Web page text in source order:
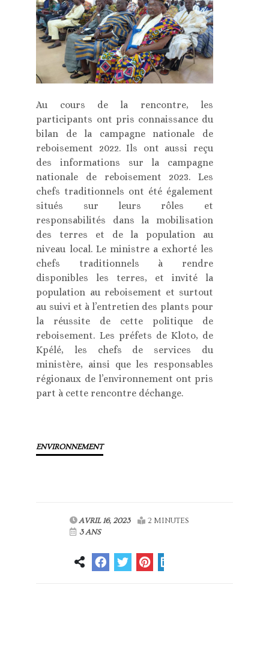
Au cours de la rencontre, les
participants ont pris connaissance du
bilan de la campagne nationale de
reboisement 2022. Ils ont aussi reçu
des informations sur la campagne
nationale de reboisement 2023. Les
chefs traditionnels ont été également
situés sur leurs rôles et
responsabilités dans la mobilisation
des terres et de la population au
niveau local. Le ministre a exhorté les
chefs traditionnels à rendre
disponibles les terres, et invité la
population au reboisement et surtout
au suivi et à l’entretien des plants pour
la réussite de cette politique de
reboisement. Les préfets de Kloto, de
Kpélé, les chefs de services du
ministère, ainsi que les responsables
régionaux de l’environnement ont pris
part à cette rencontre déchange.
ENVIRONNEMENT
AVRIL 16, 2023
2 MINUTES
3 ANS